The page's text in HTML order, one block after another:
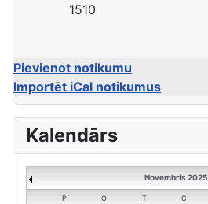
1510
Pievienot notikumu
Importēt iCal notikumus
Kalendārs
Novembris 2025
P O T C